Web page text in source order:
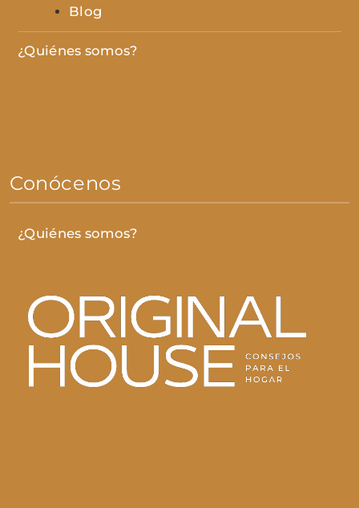
Blog
¿Quiénes somos?
Conócenos
¿Quiénes somos?